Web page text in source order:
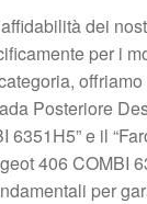
dei
per i
Posteriore
6351H5” e il
406 COMBI
per